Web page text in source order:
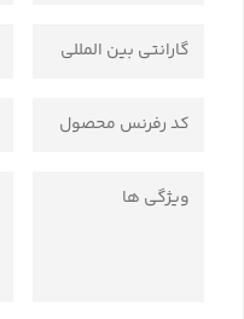
گارانتی بین المللی
کد رفرنس محصول
ویژگی ها